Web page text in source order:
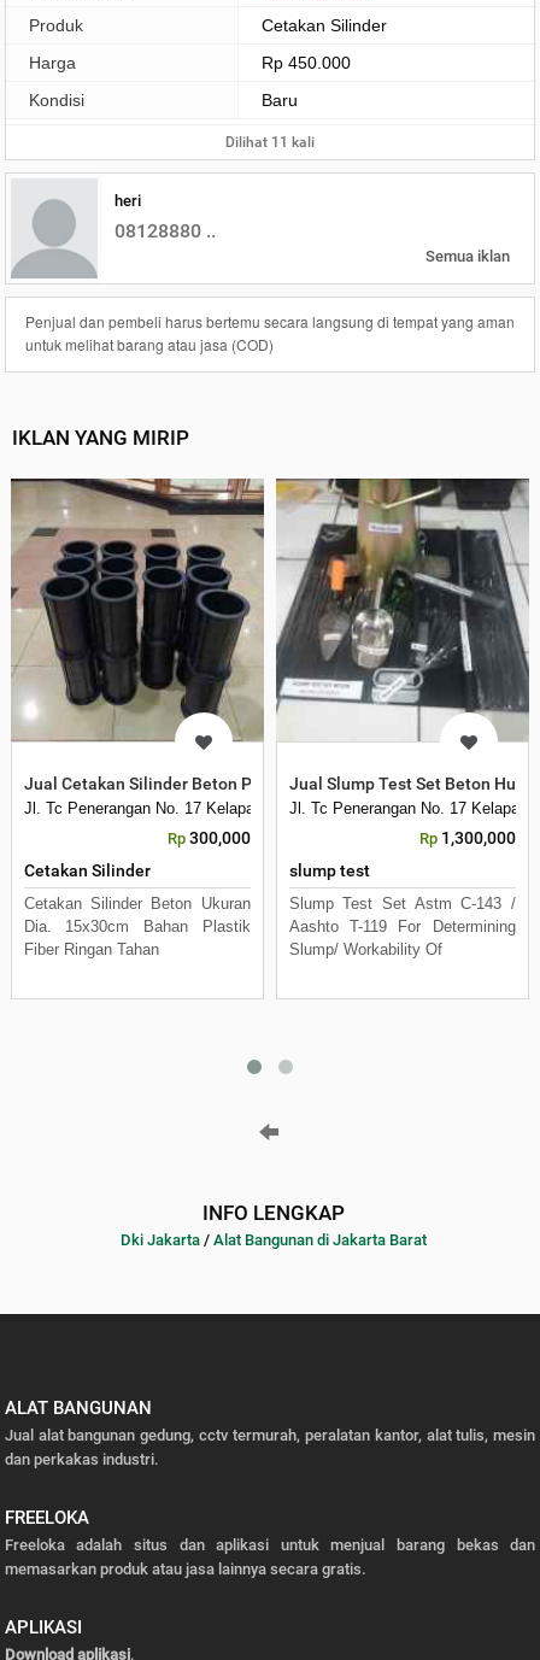
Produk
Cetakan Silinder
Harga
Rp 450.000
Kondisi
Baru
Dilihat 11 kali
heri
08128880 ..
Semua iklan
Penjual dan pembeli harus bertemu secara langsung di tempat yang aman
untuk melihat barang atau jasa (COD)
IKLAN YANG MIRIP
Jual Cetakan Silinder Beton Plastik Bahan Fiber
Jl. Tc Penerangan No. 17 Kelapa Dua Kebon Jeruk
Rp 300,000
Cetakan Silinder
Cetakan Silinder Beton Ukuran
Dia. 15x30cm Bahan Plastik
Fiber Ringan Tahan
Jual Slump Test Set Beton Hub
Jl. Tc Penerangan No. 17 Kelapa
Rp 1,300,000
slump test
Slump Test Set Astm C-143 /
Aashto T-119 For Determining
Slump/ Workability Of
INFO LENGKAP
Dki Jakarta / Alat Bangunan di Jakarta Barat
ALAT BANGUNAN
Jual alat bangunan gedung, cctv termurah, peralatan kantor, alat tulis, mesin
dan perkakas industri.
FREELOKA
Freeloka adalah situs dan aplikasi untuk menjual barang bekas dan
memasarkan produk atau jasa lainnya secara gratis.
APLIKASI
Download aplikasi.